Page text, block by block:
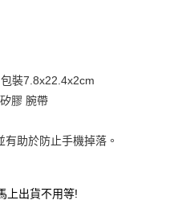
彰化商業銀行
台北富邦商業銀行
台中商業銀行
永豐商業銀行
裝7.8x22.4x2cm
膠 腕帶
助於防止手機掉落。
上出貨不用等!